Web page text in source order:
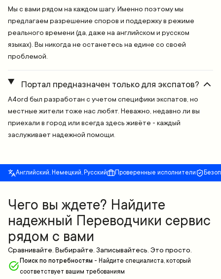
Мы с вами рядом на каждом шагу. Именно поэтому мы
предлагаем разрешение споров и поддержку в режиме
реального времени (да, даже на английском и русском
языках). Вы никогда не останетесь на едине со своей
проблемой.
Портал предназначен только для экспатов?
A4ord был разработан с учетом специфики экспатов, но
местные жители тоже нас любят. Неважно, недавно ли вы
приехали в город или всегда здесь живёте - каждый
заслуживает надежной помощи.
Английский, Немецкий, Русский Проверенные исполнители
Чего вы ждете? Найдите
надежный Переводчики сервис
рядом с вами
Сравнивайте. Выбирайте. Записывайтесь. Это просто.
Поиск по потребностям - Найдите специалиста, который
соответствует вашим требованиям